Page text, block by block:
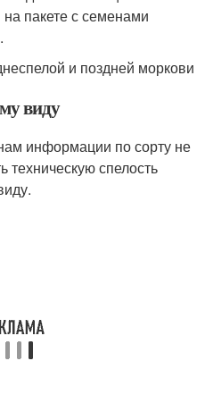
пакете с семенами
и поздней моркови
виду
информации по сорту не
техническую спелость